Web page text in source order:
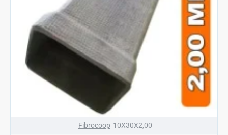
Fibrocoop 10X30X2,00